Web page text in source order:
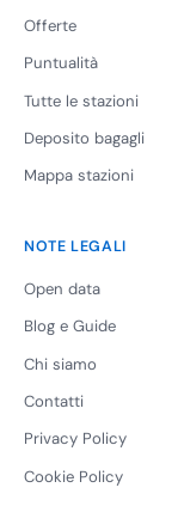
Offerte
Puntualità
Tutte le stazioni
Deposito bagagli
Mappa stazioni
NOTE LEGALI
Open data
Blog e Guide
Chi siamo
Contatti
Privacy Policy
Cookie Policy